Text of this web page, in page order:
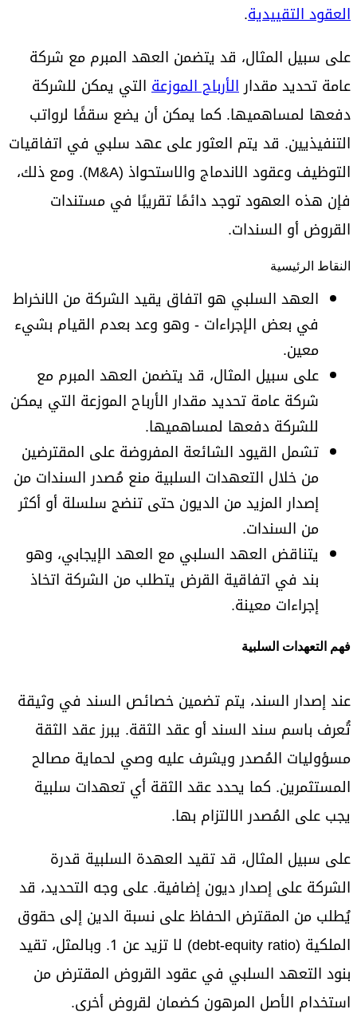
العقود التقييدية.
على سبيل المثال، قد يتضمن العهد المبرم مع شركة
عامة تحديد مقدارالأرباح الموزعة التي يمكن للشركة
دفعها لمساهميها. كما يمكن أن يضع سقفًا لرواتب
التنفيذيين. قد يتم العثور على عهد سلبي في اتفاقيات
التوظيف وعقود الاندماج والاستحواذ (M&A). ومع ذلك،
فإن هذه العهود توجد دائمًا تقريبًا في مستندات
القروض أو السندات.
النقاط الرئيسية
العهد السلبي هو اتفاق يقيد الشركة من الانخراط
في بعض الإجراءات - وهو وعد بعدم القيام بشيء
معين.
على سبيل المثال، قد يتضمن العهد المبرم مع
شركة عامة تحديد مقدار الأرباح الموزعة التي يمكن
للشركة دفعها لمساهميها.
تشمل القيود الشائعة المفروضة على المقترضين
من خلال التعهدات السلبية منع مُصدر السندات من
إصدار المزيد من الديون حتى تنضج سلسلة أو أكثر
من السندات.
يتناقض العهد السلبي مع العهد الإيجابي، وهو
بند في اتفاقية القرض يتطلب من الشركة اتخاذ
إجراءات معينة.
فهم التعهدات السلبية
عند إصدار السند، يتم تضمين خصائص السند في وثيقة
تُعرف باسم سند السند أو عقد الثقة. يبرز عقد الثقة
مسؤوليات المُصدر ويشرف عليه وصي لحماية مصالح
المستثمرين. كما يحدد عقد الثقة أي تعهدات سلبية
يجب على المُصدر الالتزام بها.
على سبيل المثال، قد تقيد العهدة السلبية قدرة
الشركة على إصدار ديون إضافية. على وجه التحديد، قد
يُطلب من المقترض الحفاظ على نسبة الدين إلى حقوق
الملكية (debt-equity ratio) لا تزيد عن 1. وبالمثل، تقيد
بنود التعهد السلبي في عقود القروض المقترض من
استخدام الأصل المرهون كضمان لقروض أخرى.